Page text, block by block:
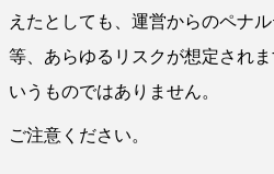
えたとしても、運営からのペナ
等、あらゆるリスクが想定され
いうものではありません。
ご注意ください。